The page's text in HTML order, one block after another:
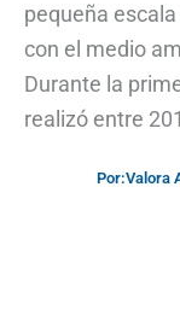
pequeña
con el medio
Durante la
realizó entre
Por:Valora